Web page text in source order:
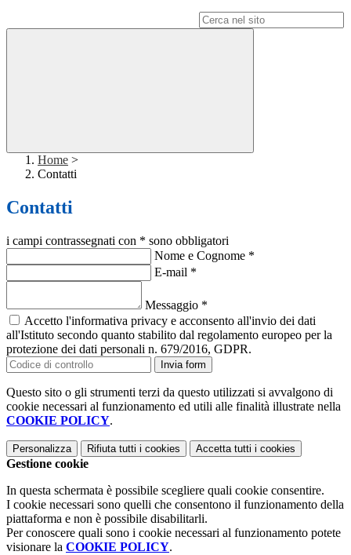
Home >
Contatti
Contatti
i campi contrassegnati con * sono obbligatori
Nome e Cognome *
E-mail *
Messaggio *
Accetto l'informativa privacy e acconsento all'invio dei dati
all'Istituto secondo quanto stabilito dal regolamento europeo per la
protezione dei dati personali n. 679/2016, GDPR.
Invia form
Questo sito o gli strumenti terzi da questo utilizzati si avvalgono di
cookie necessari al funzionamento ed utili alle finalità illustrate nella
COOKIE POLICY.
Personalizza Rifiuta tutti i cookies Accetta tutti i cookies
Gestione cookie
In questa schermata è possibile scegliere quali cookie consentire.
I cookie necessari sono quelli che consentono il funzionamento della
piattaforma e non è possibile disabilitarli.
Per conoscere quali sono i cookie necessari al funzionamento potete
visionare la COOKIE POLICY.